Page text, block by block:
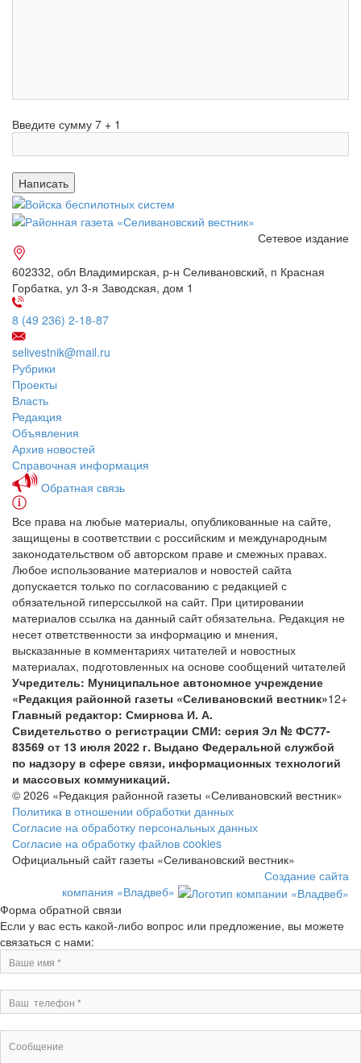
Введите сумму 7 + 1
Сетевое издание
602332, обл Владимирская, р-н Селивановский, п Красная
Горбатка, ул 3-я Заводская, дом 1
8 (49 236) 2-18-87
selivestnik@mail.ru
Рубрики
Проекты
Власть
Редакция
Объявления
Архив новостей
Справочная информация
Обратная связь
Все права на любые материалы, опубликованные на сайте,
защищены в соответствии с российским и международным
законодательством об авторском праве и смежных правах.
Любое использование материалов и новостей сайта
допускается только по согласованию с редакцией с
обязательной гиперссылкой на сайт. При цитировании
материалов ссылка на данный сайт обязательна. Редакция не
несет ответственности за информацию и мнения,
высказанные в комментариях читателей и новостных
материалах, подготовленных на основе сообщений читателей
Учредитель: Муниципальное автономное учреждение
«Редакция районной газеты «Селивановский вестник»12+
Главный редактор: Смирнова И. А.
Свидетельство о регистрации СМИ: серия Эл № ФС77-
83569 от 13 июля 2022 г. Выдано Федеральной службой
по надзору в сфере связи, информационных технологий
и массовых коммуникаций.
© 2026 «Редакция районной газеты «Селивановский вестник»
Политика в отношении обработки данных
Согласие на обработку персональных данных
Согласие на обработку файлов cookies
Официальный сайт газеты «Селивановский вестник»
Создание сайта
компания «Владвеб»
Форма обратной связи
Если у вас есть какой-либо вопрос или предложение, вы можете
связаться с нами: